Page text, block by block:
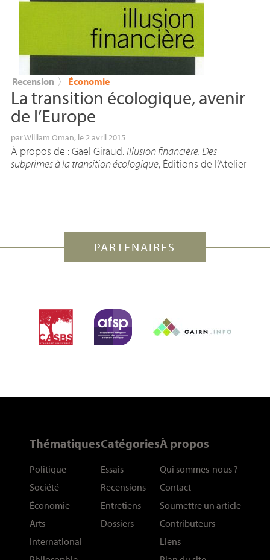
Recension 〉 Économie
La transition écologique, avenir
de l’Europe
parWilliam Oman, le 2 avril 2015
À propos de : Gaël Giraud.Illusion financière. Des
subprimes à la transition écologique, Éditions de l’Atelier
PARTENAIRES
Thématiques
Politique
Société
Économie
Arts
International
Catégories
Essais
Recensions
Entretiens
Dossiers
À propos
Qui sommes-nous ?
Contact
Soumettre un article
Contributeurs
Liens